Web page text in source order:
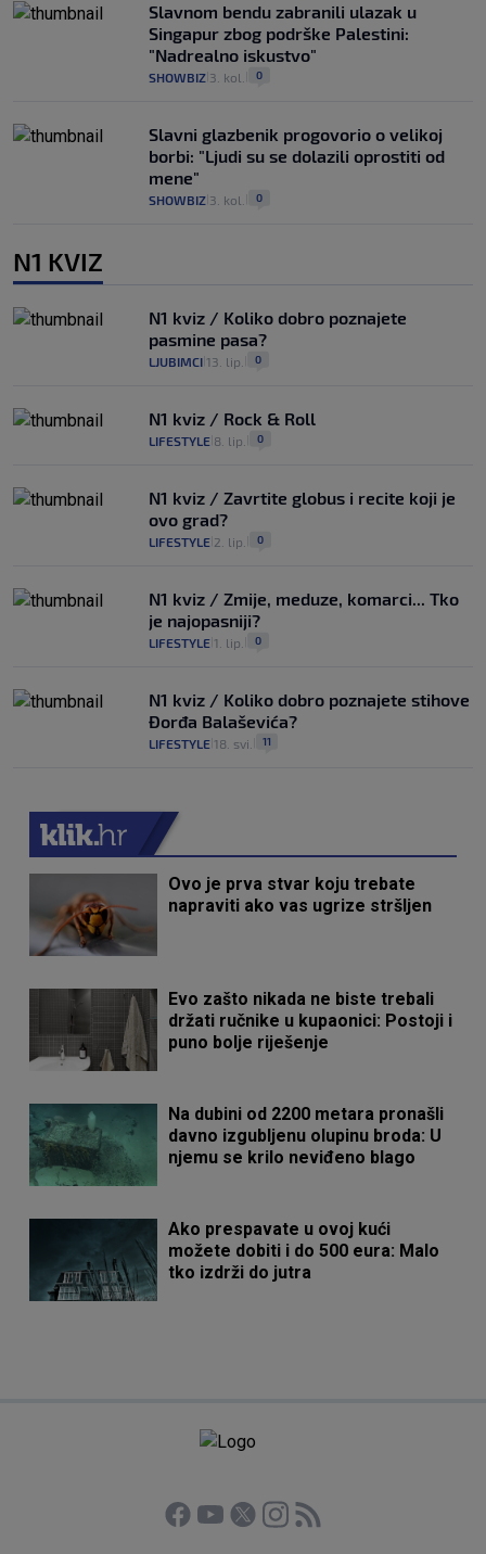
Slavnom bendu zabranili ulazak u
Singapur zbog podrške Palestini:
"Nadrealno iskustvo"
SHOWBIZ 3. kol. 0
Slavni glazbenik progovorio o velikoj
borbi: "Ljudi su se dolazili oprostiti od
mene"
SHOWBIZ 3. kol. 0
N1 KVIZ
N1 kviz / Koliko dobro poznajete
pasmine pasa?
LJUBIMCI 13. lip. 0
N1 kviz / Rock & Roll
LIFESTYLE 8. lip. 0
N1 kviz / Zavrtite globus i recite koji je
ovo grad?
LIFESTYLE 2. lip. 0
N1 kviz / Zmije, meduze, komarci... Tko
je najopasniji?
LIFESTYLE 1. lip. 0
N1 kviz / Koliko dobro poznajete stihove
Đorđa Balaševića?
LIFESTYLE 18. svi. 11
Ovo je prva stvar koju trebate
napraviti ako vas ugrize stršljen
Evo zašto nikada ne biste trebali
držati ručnike u kupaonici: Postoji i
puno bolje riješenje
Na dubini od 2200 metara pronašli
davno izgubljenu olupinu broda: U
njemu se krilo neviđeno blago
Ako prespavate u ovoj kući
možete dobiti i do 500 eura: Malo
tko izdrži do jutra